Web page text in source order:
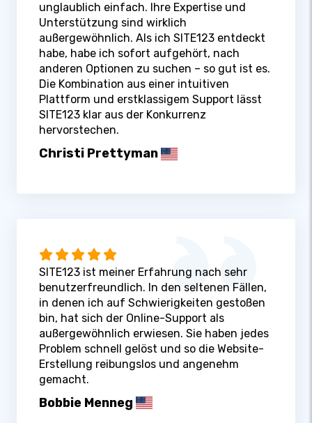
unglaublich einfach. Ihre Expertise und
Unterstützung sind wirklich
außergewöhnlich. Als ich SITE123 entdeckt
habe, habe ich sofort aufgehört, nach
anderen Optionen zu suchen – so gut ist es.
Die Kombination aus einer intuitiven
Plattform und erstklassigem Support lässt
SITE123 klar aus der Konkurrenz
hervorstechen.
Christi Prettyman
SITE123 ist meiner Erfahrung nach sehr
benutzerfreundlich. In den seltenen Fällen,
in denen ich auf Schwierigkeiten gestoßen
bin, hat sich der Online-Support als
außergewöhnlich erwiesen. Sie haben jedes
Problem schnell gelöst und so die Website-
Erstellung reibungslos und angenehm
gemacht.
Bobbie Menneg